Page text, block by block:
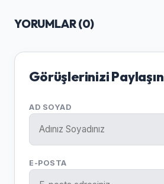
YORUMLAR (0)
Görüşlerinizi Paylaşın
AD SOYAD
E-POSTA